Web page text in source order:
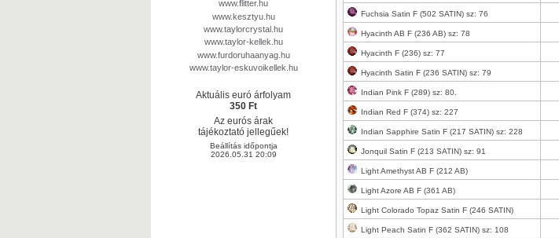
www.flitter.hu
www.kesztyu.hu
www.taylorcrystal.hu
www.taylor-kellek.hu
www.furdoruhaanyag.hu
www.taylor-eskuvoikellek.hu
Aktuális euró árfolyam
350 Ft
Az eurós árak
tájékoztató jellegűek!
Beállítás időpontja
2026.05.31 20:09
Fuchsia Satin F (502 SATIN) sz: 76
Hyacinth AB F (236 AB) sz: 78
Hyacinth F (236) sz: 77
Hyacinth Satin F (236 SATIN) sz: 79
Indian Pink F (289) sz: 80.
Indian Red F (374) sz: 227
Indian Sapphire Satin F (217 SATIN) sz: 228
Jonquil Satin F (213 SATIN) sz: 91
Light Amethyst AB F (212 AB)
Light Azore AB F (361 AB)
Light Colorado Topaz Satin F (246 SATIN)
Light Peach Satin F (362 SATIN) sz: 108